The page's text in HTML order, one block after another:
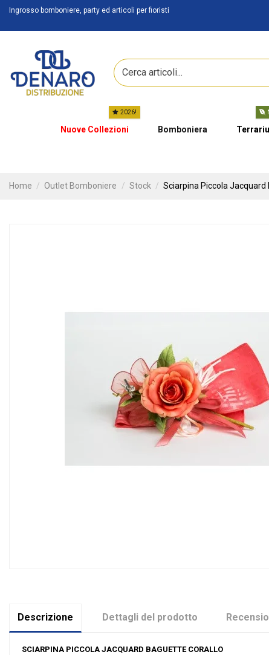
Ingrosso bomboniere, party ed articoli per fioristi
Nuove Collezioni
2026!
Bomboniera
Home Outlet Bomboniere Stock Sciarpina Piccola
Descrizione Dettagli del prodotto
SCIARPINA PICCOLA JACQUARD BAGUETTE CORALLO